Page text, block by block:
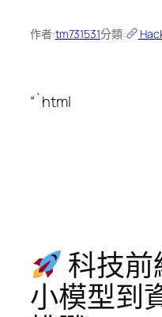
作者:tm731531分類:
“`html
科技
小模型到